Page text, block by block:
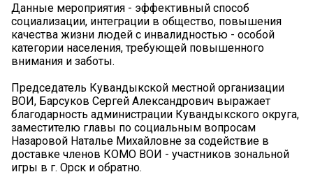
Данные мероприятия - эффективный способ
социализации, интеграции в общество, повышения
качества жизни людей с инвалидностью - особой
категории населения, требующей повышенного
внимания и заботы.
Председатель Кувандыкской местной организации
ВОИ, Барсуков Сергей Александрович выражает
благодарность администрации Кувандыкского округа,
заместителю главы по социальным вопросам
Назаровой Наталье Михайловне за содействие в
доставке членов КОМО ВОИ - участников зональной
игры в г. Орск и обратно.